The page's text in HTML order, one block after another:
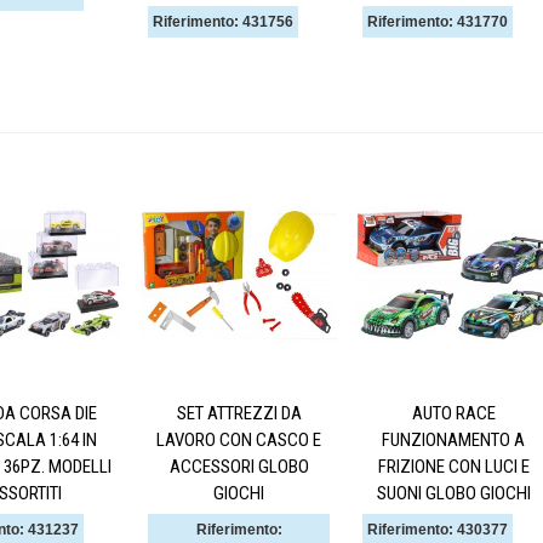
Riferimento: 431756
Riferimento: 431770
CORSA DIE
1:64 IN
36PZ. MODELLI
431237
SET ATTREZZI DA
LAVORO CON CASCO E
ACCESSORI GLOBO
GIOCHI
Riferimento:
AUTO RACE
FUNZIONAMENTO A
FRIZIONE CON LUCI E
SUONI GLOBO GIOCHI
Riferimento: 430377